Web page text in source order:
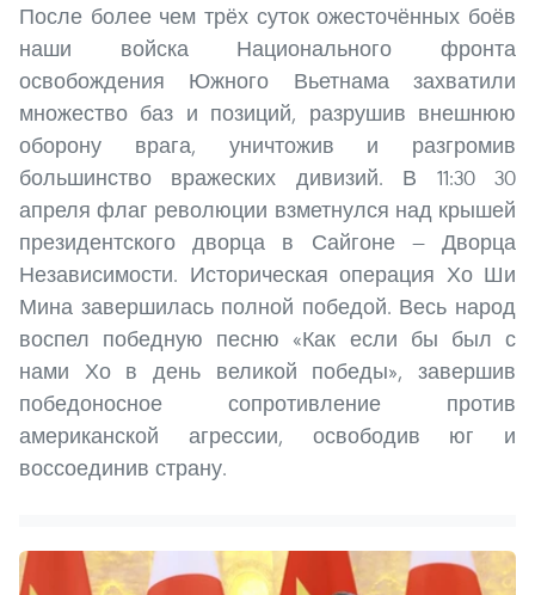
После более чем трёх суток ожесточённых боёв
наши войска Национального фронта
освобождения Южного Вьетнама захватили
множество баз и позиций, разрушив внешнюю
оборону врага, уничтожив и разгромив
большинство вражеских дивизий. В 11:30 30
апреля флаг революции взметнулся над крышей
президентского дворца в Сайгоне — Дворца
Независимости. Историческая операция Хо Ши
Мина завершилась полной победой. Весь народ
воспел победную песню «Как если бы был с
нами Хо в день великой победы», завершив
победоносное сопротивление против
американской агрессии, освободив юг и
воссоединив страну.